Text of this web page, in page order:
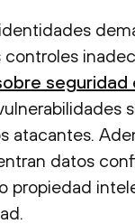
seguridad
atacantes.
datos